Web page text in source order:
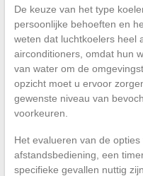
De keuze van het type
persoonlijke behoeften en
weten dat luchtkoelers heel
airconditioners, omdat hun
van water om de
opzicht moet u ervoor
gewenste niveau van
voorkeuren.
Het evalueren van de opties
afstandsbediening, een
specifieke gevallen nuttig